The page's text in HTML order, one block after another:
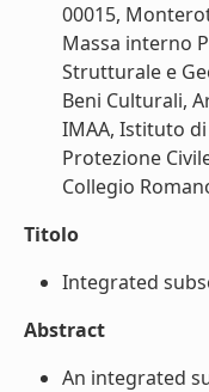
00015,
Massa interno
Strutturale e
Beni Culturali,
IMAA, Istituto di
Protezione
Collegio
Titolo
Integrated
Abstract
An integrated